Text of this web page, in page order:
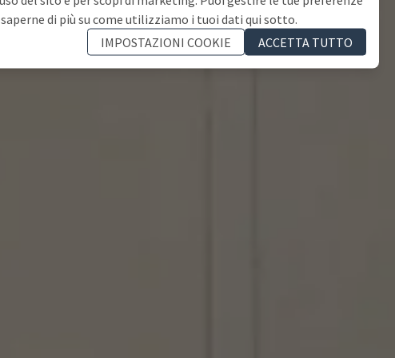
di più su come utilizziamo i tuoi dati qui sotto.
IMPOSTAZIONI COOKIE
ACCETTA TUTTO